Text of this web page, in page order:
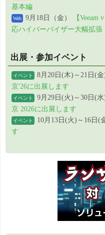
基本編
Web 9月18日（金）
【
応ハイパーバイザー大幅拡
出展・参加イベント
イベント 8月20日(木)～21日(金
京'26に出展します
イベント 9月29日(火)～30日(水
京 2026に出展します
イベント 10月13日(火)～16日(
す